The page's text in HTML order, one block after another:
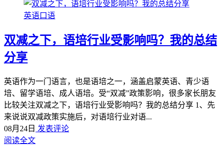
英语口语
双减之下，语培行业受影响吗？我的总结
分享
英语作为一门语言，也是语培之一，涵盖启蒙英语、青少语
培、留学语培、成人语培。受“双减”政策影响，很多家长朋友
比较关注双减之下，语培行业受影响吗？我的总结分享 1、先
来说说双减政策实施后，对语培行业对语...
08月24日 发表评论
阅读全文